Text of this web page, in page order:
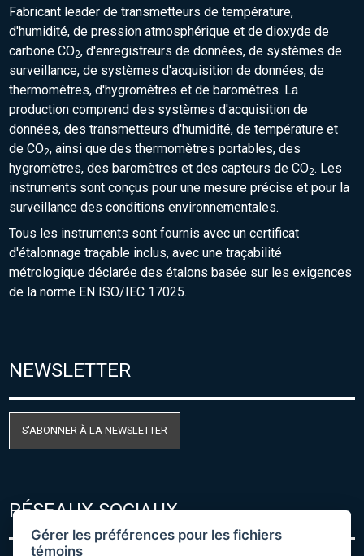
Fabricant leader de transmetteurs de température,
d'humidité, de pression atmosphérique et de dioxyde de
carbone CO2, d'enregistreurs de données, de systèmes de
surveillance, de systèmes d'acquisition de données, de
thermomètres, d'hygromètres et de baromètres. La
production comprend des systèmes d'acquisition de
données, des transmetteurs d'humidité, de température et
de CO2, ainsi que des thermomètres portables, des
hygromètres, des baromètres et des capteurs de CO2. Les
instruments sont conçus pour une mesure précise et pour la
surveillance des conditions environnementales.
Tous les instruments sont fournis avec un certificat
d'étalonnage traçable inclus, avec une traçabilité
métrologique déclarée des étalons basée sur les exigences
de la norme EN ISO/IEC 17025.
NEWSLETTER
S'ABONNER À LA NEWSLETTER
RÉSEAUX SOCIAUX
Gérer les préférences pour les fichiers
témoins